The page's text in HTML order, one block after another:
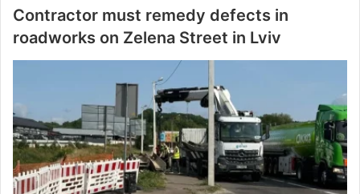
Contractor must remedy defects in
roadworks on Zelenа Street in Lviv